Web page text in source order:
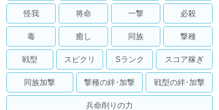
怪我 将命 一撃 必殺
毒 癒し 同族 撃種
戦型 スピクリ Sランク スコア稼ぎ
同族加撃 撃種の絆･加撃 戦型の絆･加撃
兵命削りの力